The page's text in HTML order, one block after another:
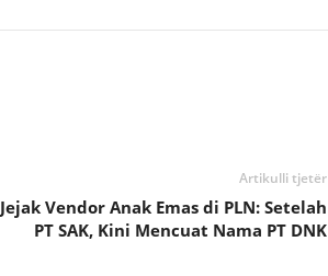
Artikulli tjetër
Jejak Vendor Anak Emas di PLN: Setelah
PT SAK, Kini Mencuat Nama PT DNK